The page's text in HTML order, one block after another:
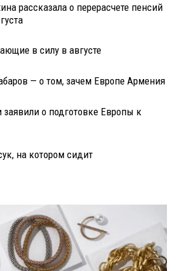
рассказала о перерасчете пенсий
в силу в августе
— о том, зачем Европе Армения
о подготовке Европы к
на котором сидит